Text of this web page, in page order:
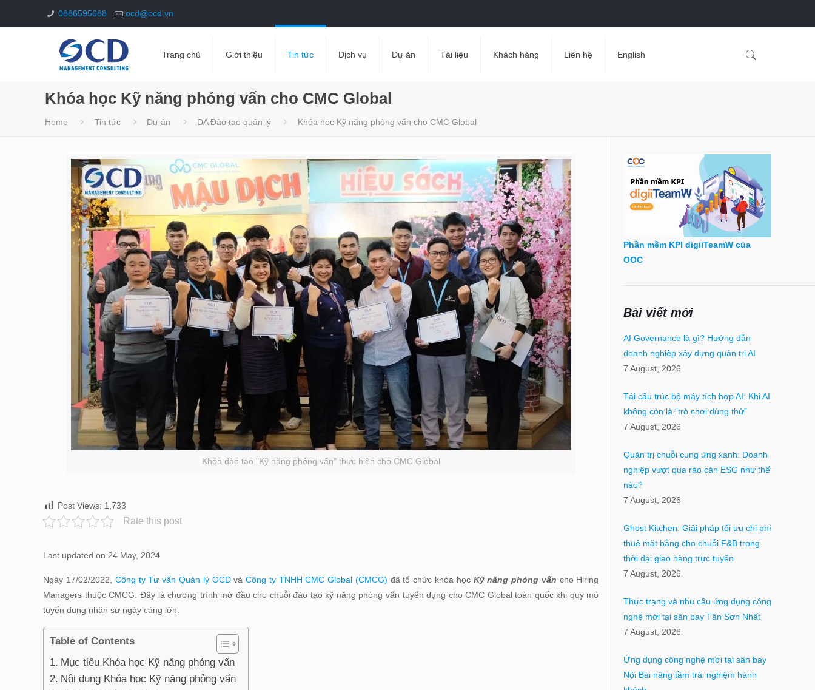
0886595688 ocd@ocd.vn
Trang chủ Giới thiệu Tin tức Dịch vụ Dự án Tài liệu Khách hàng Liên hệ English
Khóa học Kỹ năng phỏng vấn cho CMC Global
Home Tin tức Dự án DA Đào tạo quản lý Khóa học Kỹ năng phỏng vấn cho CMC Global
Khóa đào tạo "Kỹ năng phỏng vấn" thực hiện cho CMC Global
Post Views: 1,733
Rate this post
Last updated on 24 May, 2024
Ngày 17/02/2022, Công ty Tư vấn Quản lý OCDvàCông ty TNHH CMC Global (CMCG) đã tổ chức khóa học Kỹ năng phỏng vấn cho Hiring
Managers thuộc CMCG. Đây là chương trình mở đầu cho chuỗi đào tạo kỹ năng phỏng vấn tuyển dụng cho CMC Global toàn quốc khi quy mô
tuyển dụng nhân sự ngày càng lớn.
Table of Contents
Mục tiêu Khóa học Kỹ năng phỏng vấn
Nội dung Khóa học Kỹ năng phỏng vấn
Phần mềm KPI digiiTeamW của
OOC
Bài viết mới
AI Governance là gì? Hướng dẫn
doanh nghiệp xây dựng quản trị AI
7 August, 2026
Tái cấu trúc bộ máy tích hợp AI: Khi AI
không còn là “trò chơi dùng thử”
7 August, 2026
Quản trị chuỗi cung ứng xanh: Doanh
nghiệp vượt qua rào cản ESG như thế
nào?
7 August, 2026
Ghost Kitchen: Giải pháp tối ưu chi phí
thuê mặt bằng cho chuỗi F&B trong
thời đại giao hàng trực tuyến
7 August, 2026
Thực trạng và nhu cầu ứng dụng công
nghệ mới tại sân bay Tân Sơn Nhất
7 August, 2026
Ứng dụng công nghệ mới tại sân bay
Nội Bài nâng tầm trải nghiệm hành